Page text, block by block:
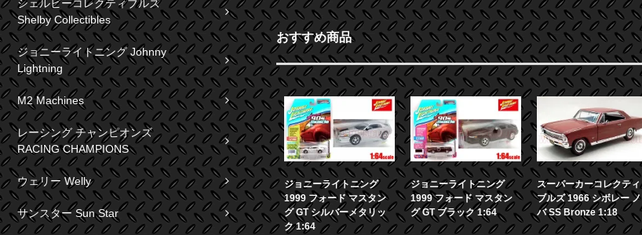
シェルビーコレクティブルズ
Shelby Collectibles
ジョニーライトニング Johnny
Lightning
M2 Machines
レーシング チャンピオンズ
RACING CHAMPIONS
ウェリー Welly
サンスター Sun Star
おすすめ商品
ジョニーライトニング
1999 フォード マスタン
グ GT シルバーメタリッ
ク 1:64
ジョニーライトニング
1999 フォード マスタン
グ GT ブラック 1:64
スーパーカーコレクティ
ブルズ 1966 シボレー ノ
バ SS Bronze 1:18